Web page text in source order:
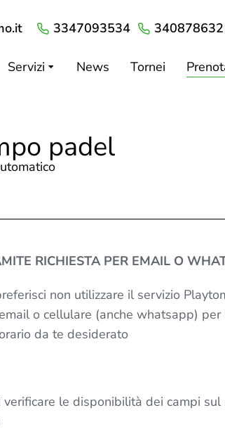
3347093534
Servizi News Tornei
padel
RICHIESTA PER EMAIL O
non utilizzare il servizio
o cellulare (anche whatsapp) per
da te desiderato
verificare le disponibilità dei campi